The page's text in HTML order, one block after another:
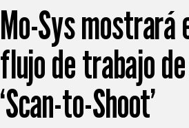
Mo-Sys mostrará
flujo de trabajo
‘Scan-to-Shoot’